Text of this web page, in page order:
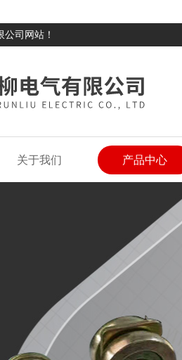
司网站！
关于我们 产品中心